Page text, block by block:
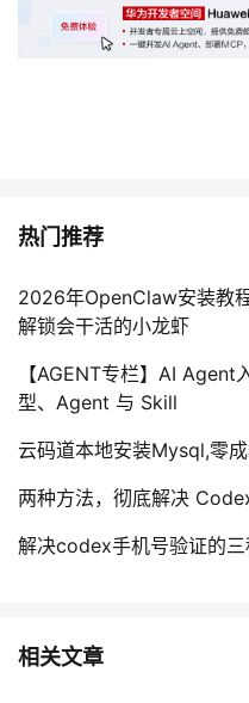
热门推荐
2026年OpenClaw安装教
解锁会干活的小龙虾
【AGENT专栏】AI
型、Agent 与 Skill
云码道本地安装Mysql,零
两种方法，彻底解决
解决codex手机号验证的三
相关文章